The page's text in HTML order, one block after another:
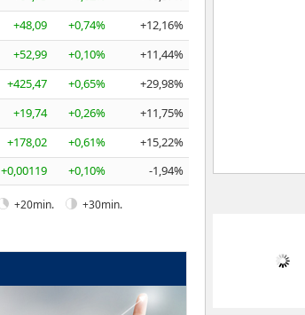
+48,09 +0,74%
+12,16%
+52,99 +0,10%
+11,44%
+425,47 +0,65%
+29,98%
+19,74 +0,26%
+11,75%
+178,02 +0,61%
+15,22%
+0,00119 +0,10% -1,94%
+20min.
+30min.